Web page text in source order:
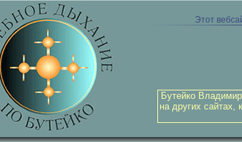
Этот
Бутейко
на других сайтах,